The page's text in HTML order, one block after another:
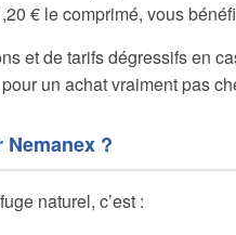
€ le comprimé, vous
et de tarifs dégressifs en
un achat vraiment pas
?
naturel, c’est :